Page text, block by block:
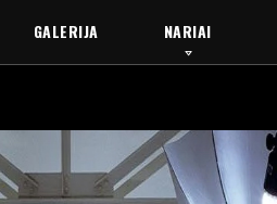
GALERIJA NARIAI